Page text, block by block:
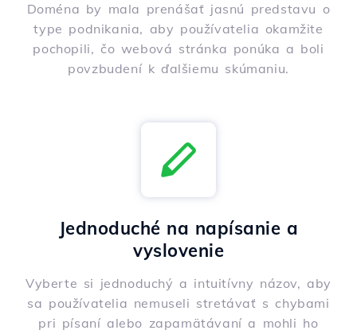
Doména by mala prenášať jasnú predstavu o
type podnikania, aby používatelia okamžite
pochopili, čo webová stránka ponúka a boli
povzbudení k ďalšiemu skúmaniu.
Jednoduché na napísanie a
vyslovenie
Vyberte si jednoduchý a intuitívny názov, aby
sa používatelia nemuseli stretávať s chybami
pri písaní alebo zapamätávaní a mohli ho